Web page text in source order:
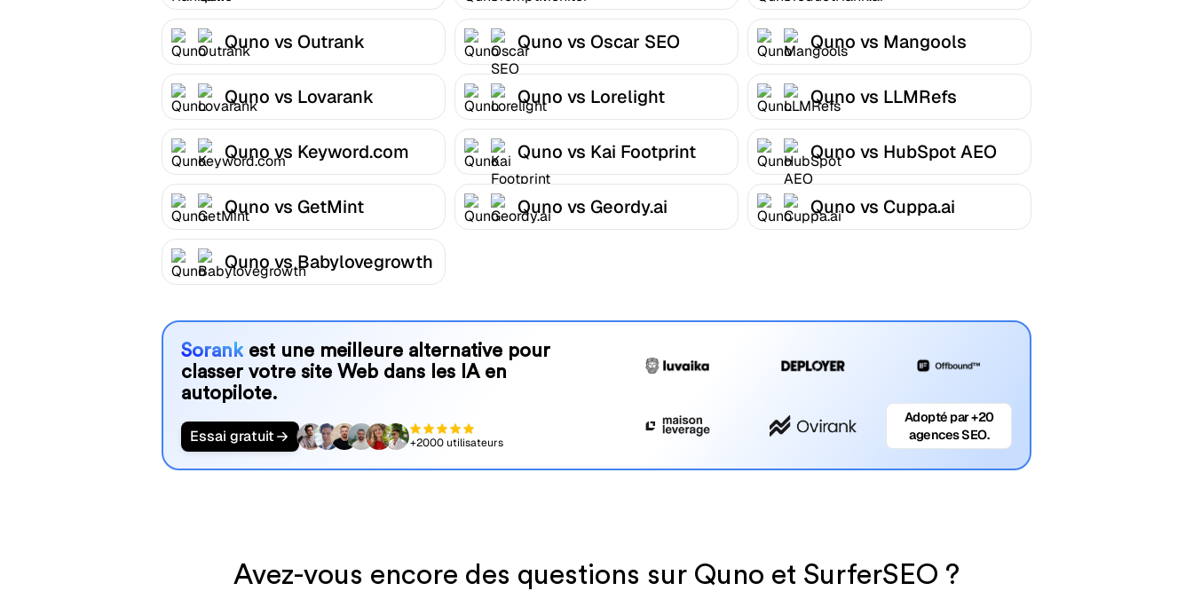
Quno vs Outrank Quno vs Oscar SEO Quno vs Mangools
Quno vs Lovarank Quno vs Lorelight Quno vs LLMRefs
Quno vs Keyword.com Quno vs Kai Footprint Quno vs HubSpot AEO
Quno vs GetMint Quno vs Geordy.ai Quno vs Cuppa.ai
Quno vs Babylovegrowth
Sorankest une meilleure alternative pour
classer votre site Web dans les IA en
autopilote.
Essai gratuit +2000 utilisateurs
Adopté par +20
agences SEO.
Avez-vous encore des questions sur Quno et SurferSEO ?